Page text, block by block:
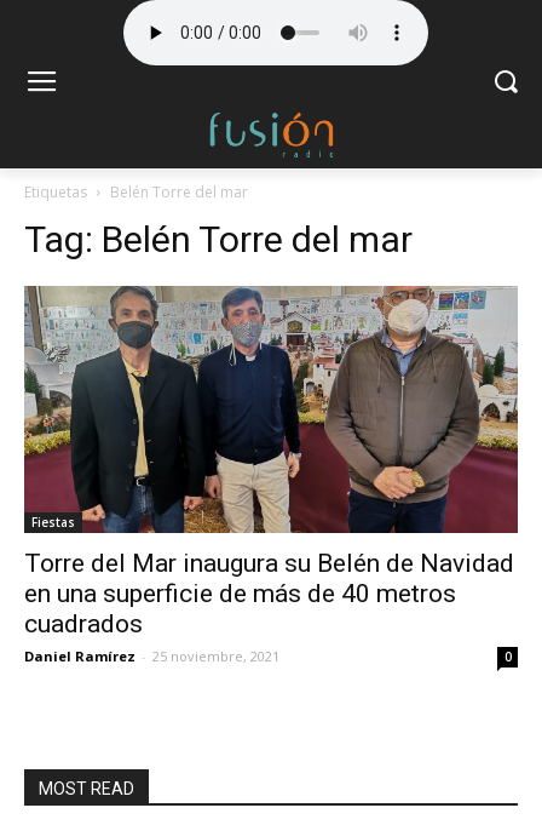
Etiquetas Belén Torre del mar
Tag: Belén Torre del mar
Fiestas
Torre del Mar inaugura su Belén de Navidad
en una superficie de más de 40 metros
cuadrados
Daniel Ramírez - 25 noviembre, 2021 0
MOST READ